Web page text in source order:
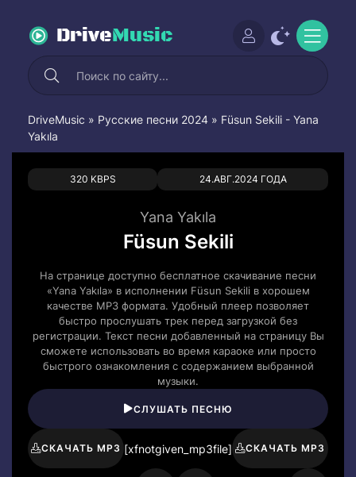
DriveMusic
DriveMusic » Русские песни 2024 » Füsun Sekili - Yana
Yakıla
320 KBPS 24.АВГ.2024 ГОДА
0 0
Yana Yakıla
Füsun Sekili
На странице доступно бесплатное скачивание песни
«Yana Yakıla» в исполнении Füsun Sekili в хорошем
качестве MP3 формата. Удобный плеер позволяет
быстро прослушать трек перед загрузкой без
регистрации. Текст песни добавленный на страницу Вы
сможете использовать во время караоке или просто
быстрого ознакомления с содержанием выбранной
музыки.
СЛУШАТЬ ПЕСНЮ
СКАЧАТЬ MP3 [xfnotgiven_mp3file] СКАЧАТЬ MP3